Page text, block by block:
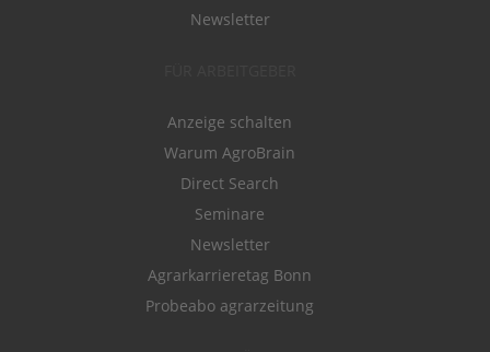
Newsletter
Anzeige schalten
Warum AgroBrain
Direct Search
Seminare
Newsletter
Agrarkarrieretag Bonn
Probeabo agrarzeitung